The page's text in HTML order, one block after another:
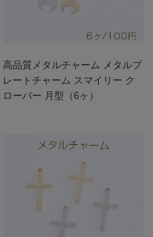
高品質メタルチャーム メタルプ
レートチャーム スマイリー ク
ローバー 月型（6ヶ）